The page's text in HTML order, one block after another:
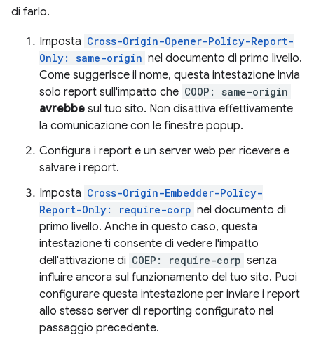
di farlo.
Imposta Cross-Origin-Opener-Policy-Report-
Only: same-origin nel documento di primo livello.
Come suggerisce il nome, questa intestazione invia
solo report sull'impatto che COOP: same-origin
avrebbe sul tuo sito. Non disattiva effettivamente
la comunicazione con le finestre popup.
Configura i report e un server web per ricevere e
salvare i report.
Imposta Cross-Origin-Embedder-Policy-
Report-Only: require-corp nel documento di
primo livello. Anche in questo caso, questa
intestazione ti consente di vedere l'impatto
dell'attivazione di COEP: require-corp senza
influire ancora sul funzionamento del tuo sito. Puoi
configurare questa intestazione per inviare i report
allo stesso server di reporting configurato nel
passaggio precedente.